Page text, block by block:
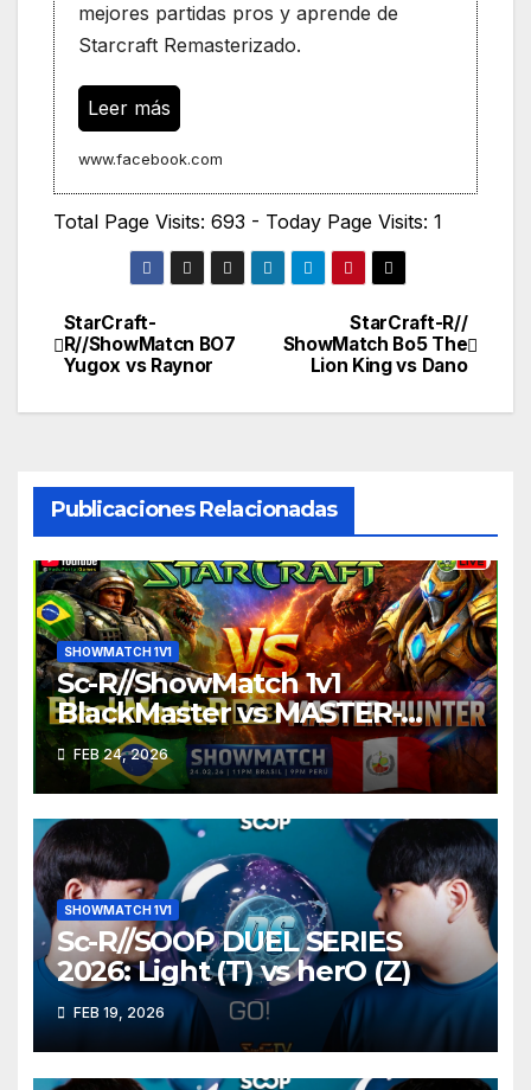
mejores partidas pros y aprende de
Starcraft Remasterizado.
Leer más
www.facebook.com
Total Page Visits: 693 - Today Page Visits: 1
Navegación
de
StarCraft-R//
ShowMatch Bo5 The
Lion King vs Dano
StarCraft-
R//ShowMatcn BO7
Yugox vs Raynor
Publicaciones Relacionadas
SHOWMATCH 1V1
Sc-R//ShowMatch 1v1
BlackMaster vs MASTER-
HUNTER
FEB 24, 2026
SHOWMATCH 1V1
Sc-R//SOOP DUEL SERIES
2026: Light (T) vs herO (Z)
FEB 19, 2026